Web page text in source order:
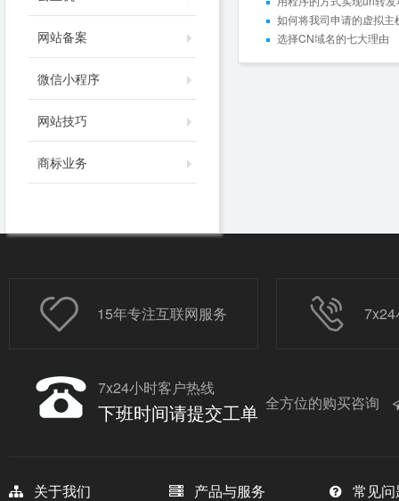
网站备案
微信小程序
网站技巧
商标业务
如何将我司申请的虚拟
选择CN域名的七大理由
15年专注互联网服务
7x24小时客户热线
下班时间请提交工单 全方位的购买咨询
关于我们 产品与服务 常见问